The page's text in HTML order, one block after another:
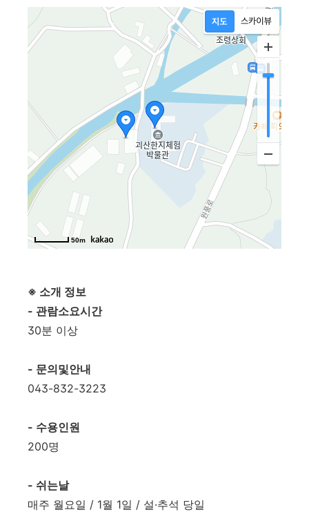
50m
※ 소개 정보
- 관람소요시간
30분 이상
- 문의및안내
043-832-3223
- 수용인원
200명
- 쉬는날
매주 월요일 / 1월 1일 / 설·추석 당일